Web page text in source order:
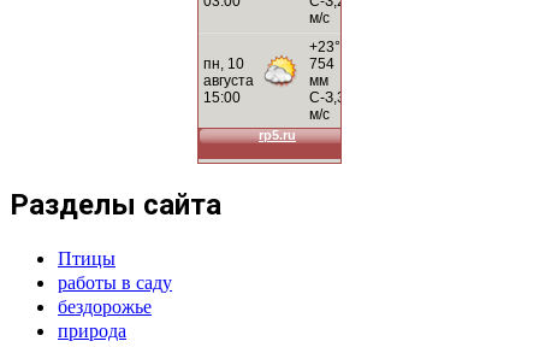
Разделы сайта
Птицы
работы в саду
бездорожье
природа